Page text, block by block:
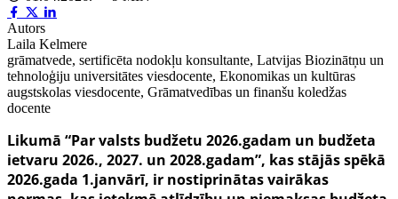
Autors
Laila Kelmere
grāmatvede, sertificēta nodokļu konsultante, Latvijas Biozinātņu un
tehnoloģiju universitātes viesdocente, Ekonomikas un kultūras
augstskolas viesdocente, Grāmatvedības un finanšu koledžas
docente
Likumā “Par valsts budžetu 2026.gadam un budžeta
ietvaru 2026., 2027. un 2028.gadam”, kas stājās spēkā
2026.gada 1.janvārī, ir nostiprinātas vairākas